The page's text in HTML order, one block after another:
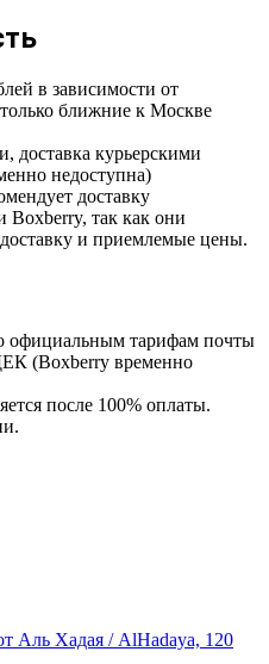
в зависимости от
ближние к Москве
доставка курьерскими
недоступна)
доставку
так как они
и приемлемые цены.
официальным тарифам почты
(Boxberry временно
после 100% оплаты.